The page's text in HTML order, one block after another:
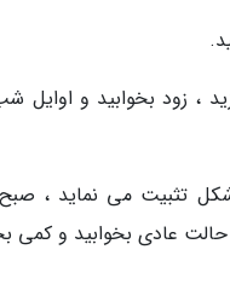
، زود بخوابید و
تثبیت می نماید ، صبح
حالت عادی بخوابید و کمی